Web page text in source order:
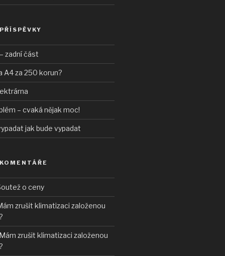
zadní část
A4 za 250 korun?
– cvaká nějak moc!
jak bude vypadat
o ceny
zrušit klimatizaci založenou
zrušit klimatizaci založenou